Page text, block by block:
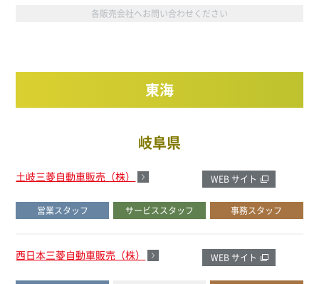
各販売会社へお問い合わせください
東海
岐阜県
土岐三菱自動車販売（株）
営業スタッフ サービススタッフ 事務スタッフ
WEB サイト
西日本三菱自動車販売（株） WEB サイト